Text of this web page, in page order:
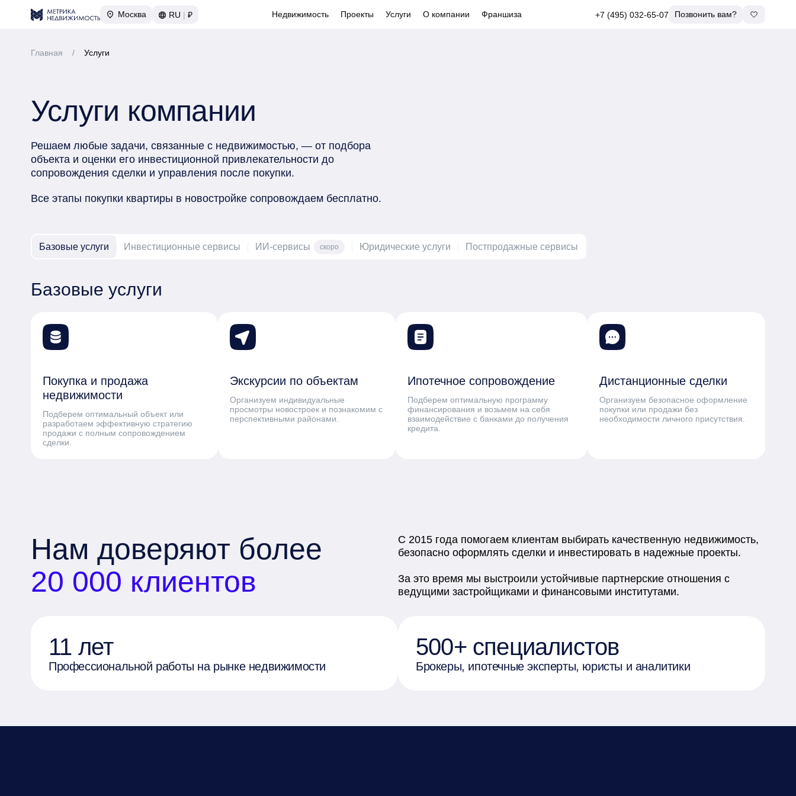
Москва RU | ₽ Недвижимость Проекты Услуги О компании Франшиза +7 (495) 032-65-07 Позвонить вам?
Главная / Услуги
Услуги компании
Решаем любые задачи, связанные с недвижимостью, — от подбора
объекта и оценки его инвестиционной привлекательности до
сопровождения сделки и управления после покупки.
Все этапы покупки квартиры в новостройке сопровождаем бесплатно.
Базовые услуги Инвестиционные сервисы ИИ-сервисы скоро Юридические услуги Постпродажные сервисы
Базовые услуги
Покупка и продажа
недвижимости
Подберем оптимальный объект или
разработаем эффективную стратегию
продажи с полным сопровождением
сделки.
Экскурсии по объектам
Организуем индивидуальные
просмотры новостроек и познакомим с
перспективными районами.
Ипотечное сопровождение
Подберем оптимальную программу
финансирования и возьмем на себя
взаимодействие с банками до получения
кредита.
Дистанционные сделки
Организуем безопасное оформление
покупки или продажи без
необходимости личного присутствия.
Нам доверяют более
20 000 клиентов
С 2015 года помогаем клиентам выбирать качественную недвижимость,
безопасно оформлять сделки и инвестировать в надежные проекты.
За это время мы выстроили устойчивые партнерские отношения с
ведущими застройщиками и финансовыми институтами.
11 лет
Профессиональной работы на рынке недвижимости
500+ специалистов
Брокеры, ипотечные эксперты, юристы и аналитики